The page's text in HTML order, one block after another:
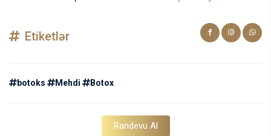
Etiketlər
botoks Mehdi Botox
Randevu Al